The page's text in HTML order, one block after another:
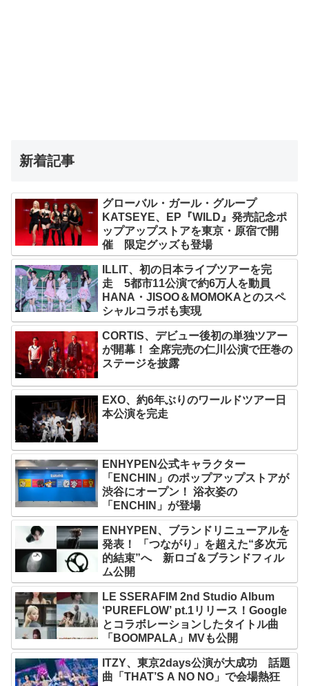
新着記事
グローバル・ガール・グループ
KATSEYE、EP『WILD』発売記念ポ
ップアップストアを東京・原宿で開
催 限定グッズも登場
ILLIT、初の日本ライブツアーを完
走 5都市11公演で約6万人を動員
HANA・JISOO＆MOMOKAとのスペ
シャルコラボも実現
CORTIS、デビュー後初の単独ツアー
が開幕！ 全席完売の仁川公演で圧巻の
ステージを披露
EXO、約6年ぶりのワールドツアー日
本公演を完走
ENHYPEN公式キャラクター
「ENCHIN」のポップアップストアが
渋谷にオープン！ 浴衣姿の
「ENCHIN」が登場
ENHYPEN、ブランドリニューアルを
発表！ 「つながり」を超えた“多次元
的結束”へ 新ロゴ＆ブランドフィル
ム公開
LE SSERAFIM 2nd Studio Album
‘PUREFLOW’ pt.1リリース！Google
とコラボレーションしたタイトル曲
「BOOMPALA」MVも公開
ITZY、東京2days公演が大成功 話題
曲「THAT’S A NO NO」で会場熱狂